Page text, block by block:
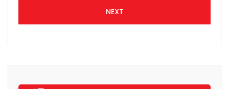
NEXT